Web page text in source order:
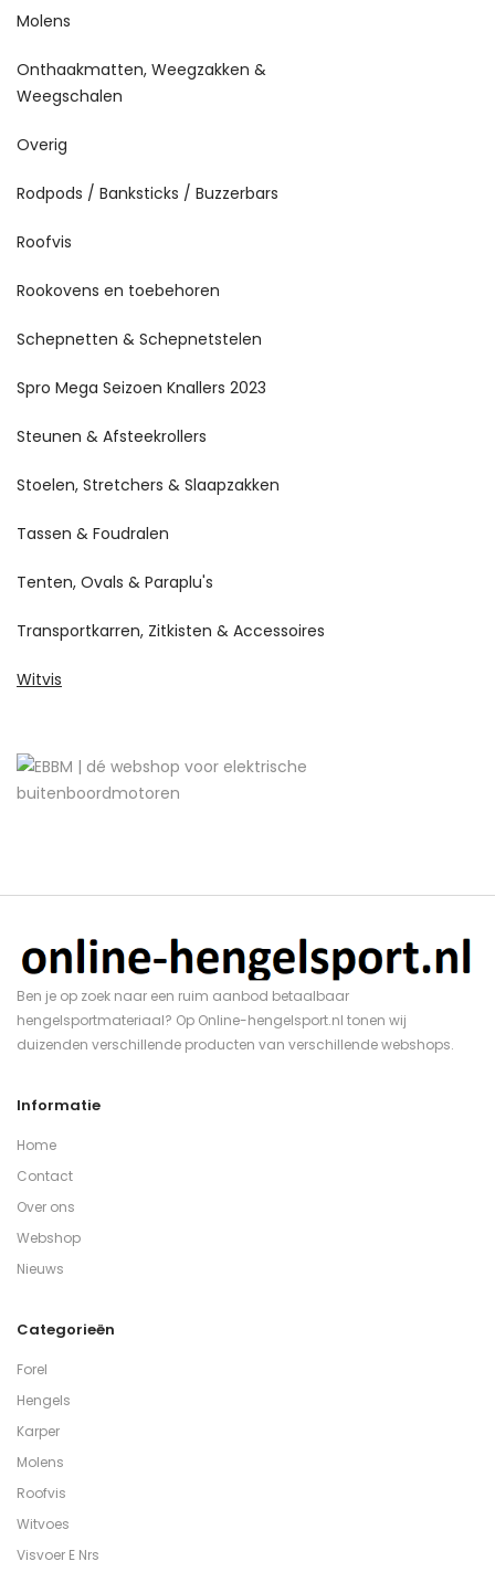
Molens
Onthaakmatten, Weegzakken &
Weegschalen
Overig
Rodpods / Banksticks / Buzzerbars
Roofvis
Rookovens en toebehoren
Schepnetten & Schepnetstelen
Spro Mega Seizoen Knallers 2023
Steunen & Afsteekrollers
Stoelen, Stretchers & Slaapzakken
Tassen & Foudralen
Tenten, Ovals & Paraplu's
Transportkarren, Zitkisten & Accessoires
Witvis
Ben je op zoek naar een ruim aanbod betaalbaar
hengelsportmateriaal? Op Online-hengelsport.nl tonen wij
duizenden verschillende producten van verschillende webshops.
Informatie
Home
Contact
Over ons
Webshop
Nieuws
Categorieën
Forel
Hengels
Karper
Molens
Roofvis
Witvoes
Visvoer E Nrs